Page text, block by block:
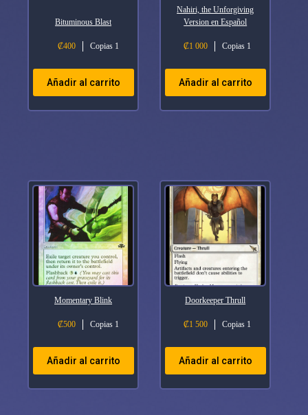
Bituminous Blast
₡400 Copias 1
Añadir al carrito
Nahiri, the Unforgiving
Version en Español
₡1 000 Copias 1
Añadir al carrito
Momentary Blink
₡500 Copias 1
Añadir al carrito
Doorkeeper Thrull
₡1 500 Copias 1
Añadir al carrito